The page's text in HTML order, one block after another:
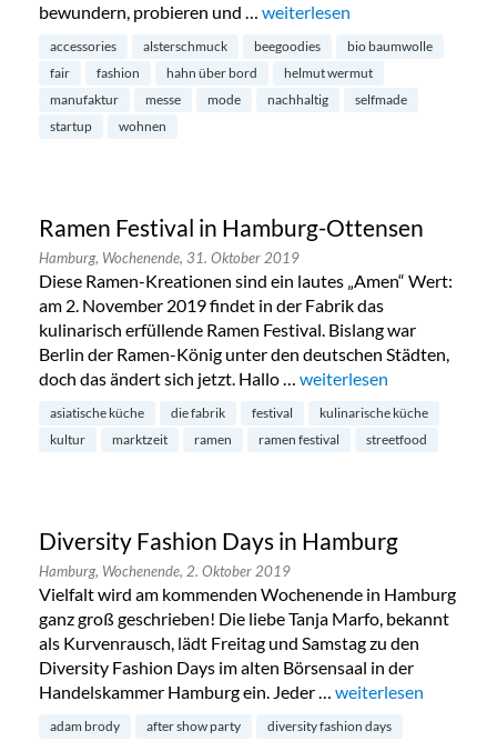
bewundern, probieren und … „Made in Hamburg-Messe in
weiterlesen
accessories alsterschmuck beegoodies
bio baumwolle
fair
fashion hahn über bord
helmut wermut
manufaktur
messe mode nachhaltig
selfmade
startup
wohnen
Ramen Festival in Hamburg-Ottensen
Hamburg, Wochenende, 31. Oktober 2019
Diese Ramen-Kreationen sind ein lautes „Amen“ Wert:
am 2. November 2019 findet in der Fabrik das
kulinarisch erfüllende Ramen Festival. Bislang war
Berlin der Ramen-König unter den deutschen Städten,
doch das ändert sich jetzt. Hallo … „Ramen Festival in
weiterlesen
asiatische küche die fabrik festival
kulinarische küche
kultur
marktzeit ramen ramen festival streetfood
Diversity Fashion Days in Hamburg
Hamburg, Wochenende, 2. Oktober 2019
Vielfalt wird am kommenden Wochenende in Hamburg
ganz groß geschrieben! Die liebe Tanja Marfo, bekannt
als Kurvenrausch, lädt Freitag und Samstag zu den
Diversity Fashion Days im alten Börsensaal in der
Handelskammer Hamburg ein. Jeder … „Diversity Fashion
weiterlesen
adam brody after show party
diversity fashion days